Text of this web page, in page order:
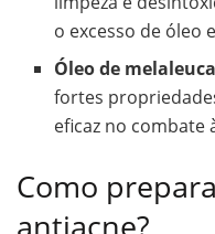
o excesso de óleo
Óleo de
fortes
eficaz no combate
Como